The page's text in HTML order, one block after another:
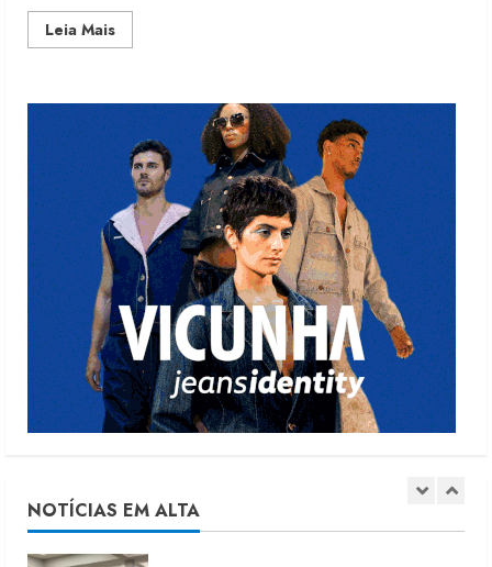
Leia MaisRead
more
Inglés
acelerar
lançamento
de
coleções
NOTÍCIAS EM ALTA
4
Morena Rosa lança franquia com
estoque consignado
4 de agosto de 2026
5
Mercosul-UE prevê transição longa
para vestuário
3 de agosto de 2026
1
Renata Caixeta assume Movimento